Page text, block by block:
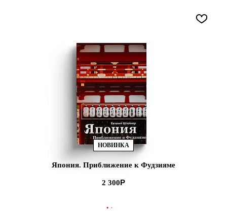
НОВИНКА
Япония. Приближение к Фудзияме
2 300
В КОРЗИНУ